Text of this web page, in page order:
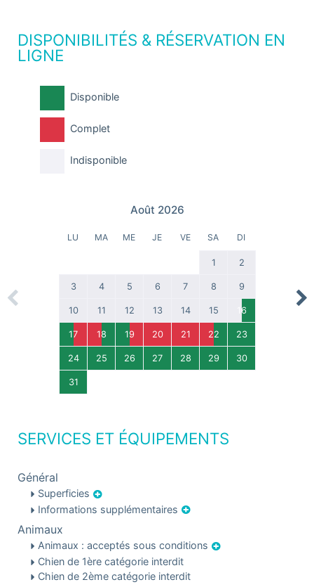
DISPONIBILITÉS & RÉSERVATION EN
LIGNE
Disponible
Complet
Indisponible
Previous
Août 2026
LU MA ME JE VE SA DI
1 2
3 4 5 6 7 8 9
10 11 12 13 14 15 16
17 18 19 20 21 22 23
24 25 26 27 28 29 30
31
SERVICES ET ÉQUIPEMENTS
Général
Superficies
Informations supplémentaires
Animaux
Animaux : acceptés sous conditions
Chien de 1ère catégorie interdit
Chien de 2ème catégorie interdit